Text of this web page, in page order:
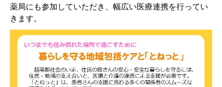
薬局にも参加していただき、幅広い医療連携を行ってい
きます。